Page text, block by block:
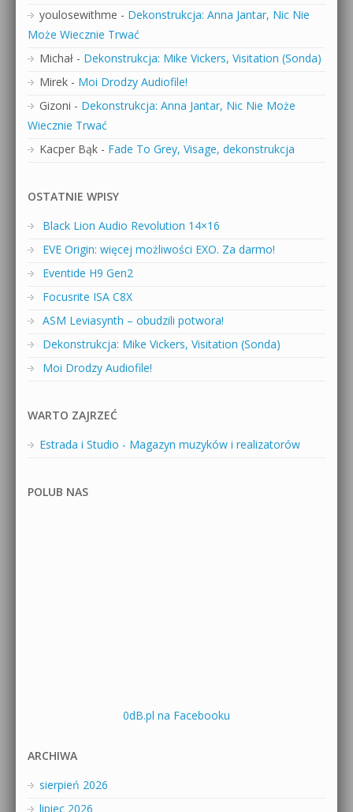
youlosewithme - Dekonstrukcja: Anna Jantar, Nic Nie
Może Wiecznie Trwać
Michał - Dekonstrukcja: Mike Vickers, Visitation (Sonda)
Mirek - Moi Drodzy Audiofile!
Gizoni - Dekonstrukcja: Anna Jantar, Nic Nie Może
Wiecznie Trwać
Kacper Bąk - Fade To Grey, Visage, dekonstrukcja
OSTATNIE WPISY
Black Lion Audio Revolution 14×16
EVE Origin: więcej możliwości EXO. Za darmo!
Eventide H9 Gen2
Focusrite ISA C8X
ASM Leviasynth – obudzili potwora!
Dekonstrukcja: Mike Vickers, Visitation (Sonda)
Moi Drodzy Audiofile!
WARTO ZAJRZEĆ
Estrada i Studio - Magazyn muzyków i realizatorów
POLUB NAS
0dB.pl na Facebooku
ARCHIWA
sierpień 2026
lipiec 2026